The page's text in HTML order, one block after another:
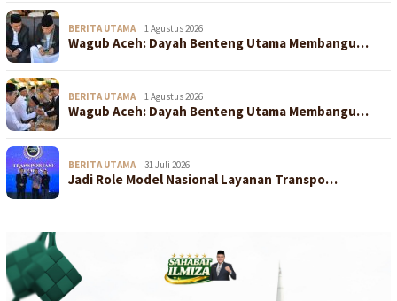
BERITA UTAMA 1 Agustus 2026
Wagub Aceh: Dayah Benteng Utama Membangu…
BERITA UTAMA 1 Agustus 2026
Wagub Aceh: Dayah Benteng Utama Membangu…
BERITA UTAMA 31 Juli 2026
Jadi Role Model Nasional Layanan Transpo…